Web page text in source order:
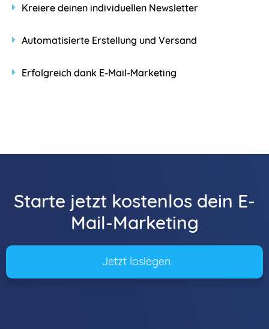
Kreiere deinen individuellen Newsletter
Automatisierte Erstellung und Versand
Erfolgreich dank E-Mail-Marketing
Starte jetzt kostenlos dein E-
Mail-Marketing
Jetzt loslegen